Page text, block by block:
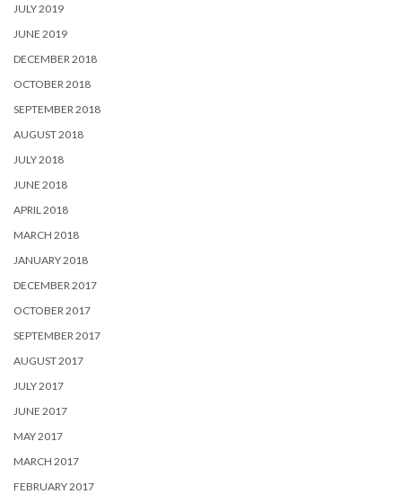
JULY 2019
JUNE 2019
DECEMBER 2018
OCTOBER 2018
SEPTEMBER 2018
AUGUST 2018
JULY 2018
JUNE 2018
APRIL 2018
MARCH 2018
JANUARY 2018
DECEMBER 2017
OCTOBER 2017
SEPTEMBER 2017
AUGUST 2017
JULY 2017
JUNE 2017
MAY 2017
MARCH 2017
FEBRUARY 2017